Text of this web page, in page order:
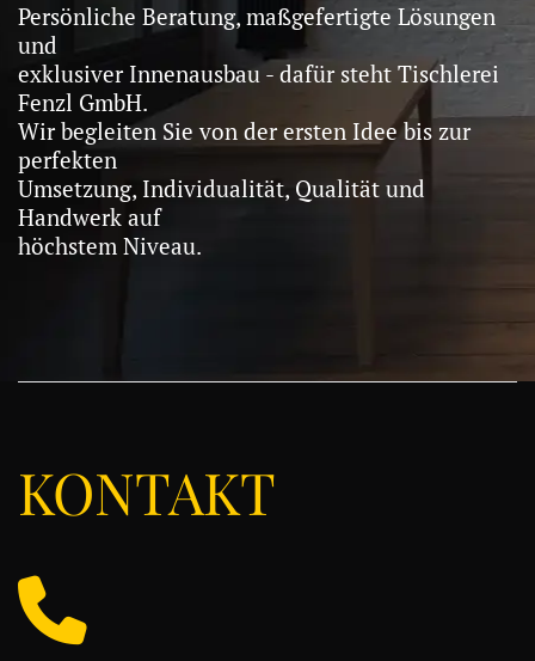
Persönliche Beratung, maßgefertigte Lösungen
und
exklusiver Innenausbau - dafür steht Tischlerei
Fenzl GmbH.
Wir begleiten Sie von der ersten Idee bis zur
perfekten
Umsetzung, Individualität, Qualität und
Handwerk auf
höchstem Niveau.
KONTAKT